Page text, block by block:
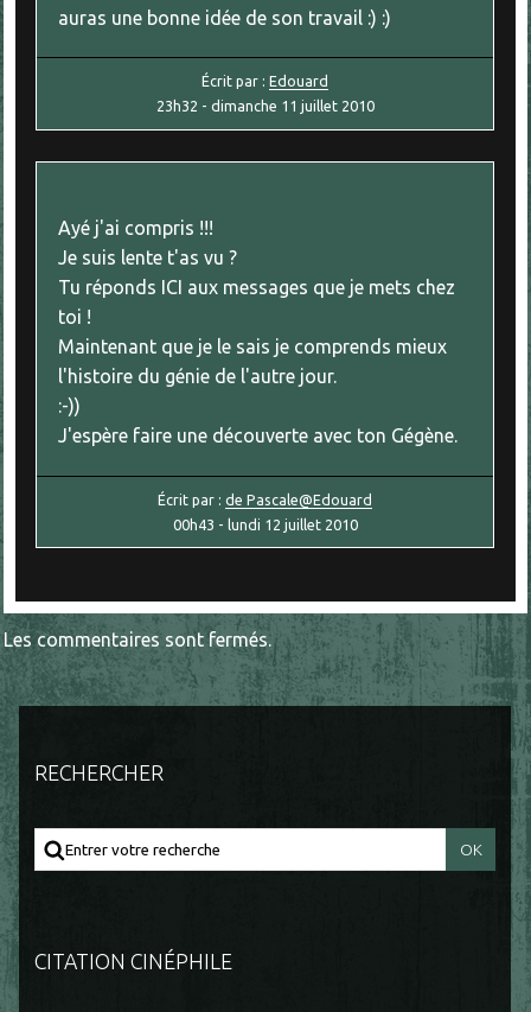
auras une bonne idée de son travail :) :)
Écrit par :Edouard
23h32 - dimanche 11 juillet 2010
Ayé j'ai compris !!!
Je suis lente t'as vu ?
Tu réponds ICI aux messages que je mets chez
toi !
Maintenant que je le sais je comprends mieux
l'histoire du génie de l'autre jour.
:-))
J'espère faire une découverte avec ton Gégène.
Écrit par :de Pascale@Edouard
00h43 - lundi 12 juillet 2010
Les commentaires sont fermés.
RECHERCHER
CITATION CINÉPHILE